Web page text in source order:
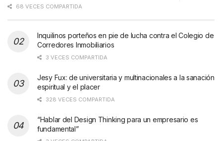
68 VECES COMPARTIDA
Inquilinos porteños en pie de lucha contra el Colegio de
Corredores Inmobiliarios
3 VECES COMPARTIDA
Jesy Fux: de universitaria y multinacionales a la sanación
espiritual y el placer
328 VECES COMPARTIDA
“Hablar del Design Thinking para un empresario es
fundamental”